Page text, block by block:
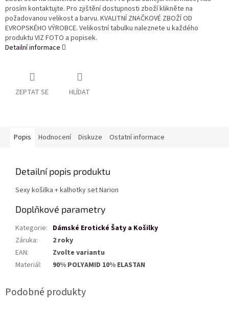
prosím kontaktujte. Pro zjištění dostupnosti zboží klikněte na
požadovanou velikost a barvu. KVALITNÍ ZNAČKOVÉ ZBOŽÍ OD
EVROPSKÉHO VÝROBCE. Velikostní tabulku naleznete u každého
produktu VIZ FOTO a popisek.
Detailní informace
ZEPTAT SE HLÍDAT
Popis Hodnocení Diskuze Ostatní informace
Detailní popis produktu
Sexy košilka + kalhotky set Narion
Doplňkové parametry
Kategorie: Dámské Erotické Šaty a Košilky
Záruka:
2 roky
EAN:
Zvolte variantu
Materiál: 90% POLYAMID 10% ELASTAN